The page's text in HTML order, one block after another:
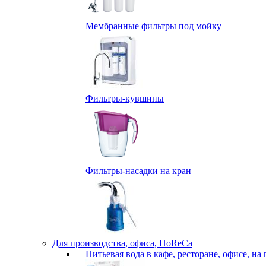
Мембранные фильтры под мойку
Фильтры-кувшины
Фильтры-насадки на кран
Для производства, офиса, HoReCa
Питьевая вода в кафе, ресторане, офисе, на